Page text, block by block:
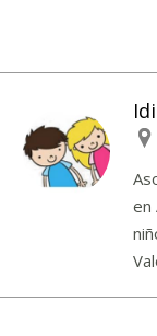
en